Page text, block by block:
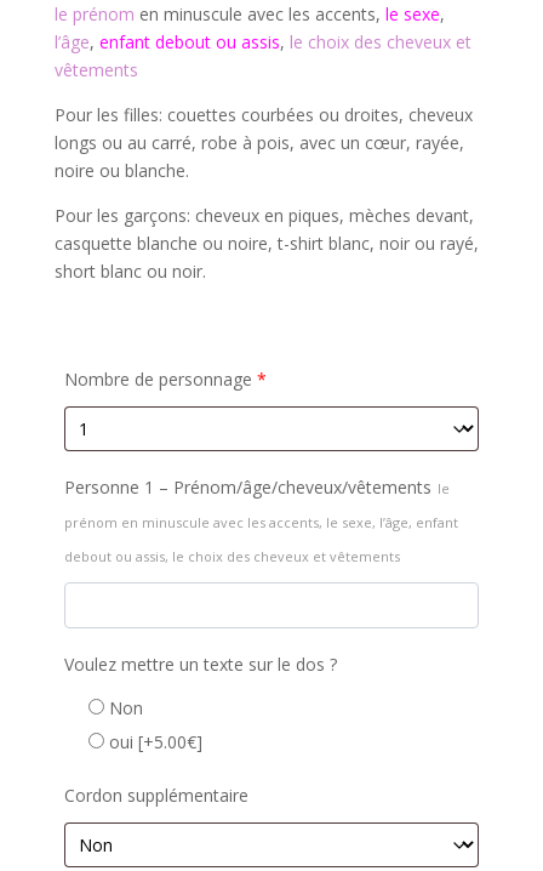
le prénom en minuscule avec les accents, le sexe,
l’âge, enfant debout ou assis, le choix des cheveux et
vêtements
Pour les filles: couettes courbées ou droites, cheveux
longs ou au carré, robe à pois, avec un cœur, rayée,
noire ou blanche.
Pour les garçons: cheveux en piques, mèches devant,
casquette blanche ou noire, t-shirt blanc, noir ou rayé,
short blanc ou noir.
Nombre de personnage *
Personne 1 – Prénom/âge/cheveux/vêtements le
prénom en minuscule avec les accents, le sexe, l’âge, enfant
debout ou assis, le choix des cheveux et vêtements
Voulez mettre un texte sur le dos ?
Non
oui [+5.00€]
Cordon supplémentaire